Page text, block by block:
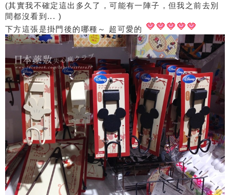
(其實我不確定這出多久了，可能有一陣子，但我之前去別
間都沒看到... )
下方這張是掛門後的哪種～ 超可愛的